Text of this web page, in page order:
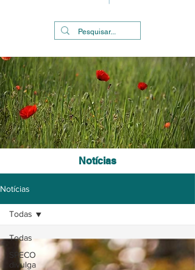
Notícias
Notícias
Todas
SPECO
divulga
Todas